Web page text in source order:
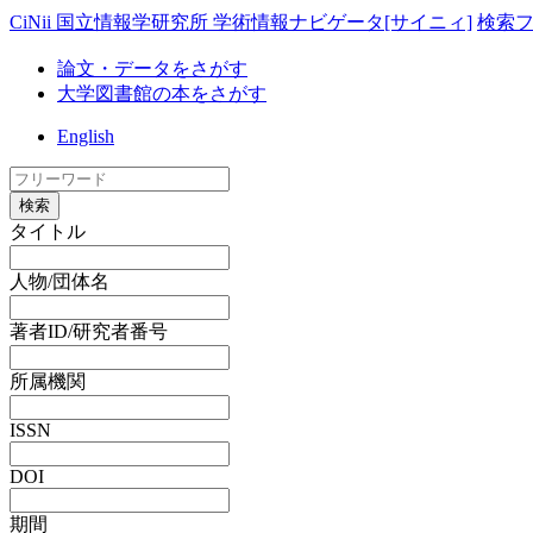
CiNii 国立情報学研究所 学術情報ナビゲータ[サイニィ] 検索
論文・データをさがす
大学図書館の本をさがす
English
検索
タイトル
人物/団体名
著者ID/研究者番号
所属機関
ISSN
DOI
期間